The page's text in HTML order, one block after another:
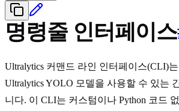
명령줄 인터페이스
Ultralytics 커맨드 라인 인터페이스(CLI)
Ultralytics YOLO 모델을 사용할 수 있는
니다. 이 CLI는 커스텀이나 Python 코드 없